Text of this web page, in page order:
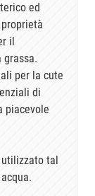
ed
il
per la cute
di
piacevole
utilizzato tal